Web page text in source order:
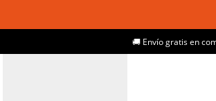
🚚 Envío gratis en